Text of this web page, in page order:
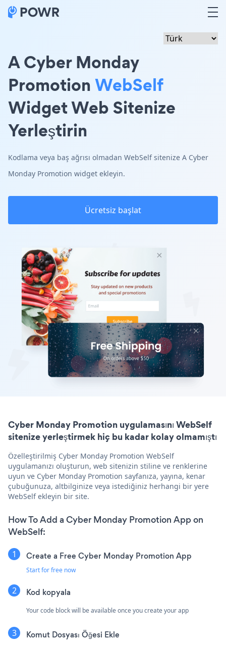
A Cyber Monday
PromotionWebSelf
Widget Web Sitenize
Yerleştirin
Kodlama veya baş ağrısı olmadan WebSelf sitenize A Cyber
Monday Promotion widget ekleyin.
Ücretsiz başlat
Cyber Monday Promotion uygulamasını WebSelf
sitenize yerleştirmek hiç bu kadar kolay olmamıştı
Özelleştirilmiş Cyber Monday Promotion WebSelf
uygulamanızı oluşturun, web sitenizin stiline ve renklerine
uyun ve Cyber Monday Promotion sayfanıza, yayına, kenar
çubuğunuza, altbilginize veya istediğiniz herhangi bir yere
WebSelf ekleyin bir site.
How To Add a Cyber Monday Promotion App on
WebSelf:
Create a Free Cyber Monday Promotion App
Start for free now
Kod kopyala
Your code block will be available once you create your app
Komut Dosyası Öğesi Ekle